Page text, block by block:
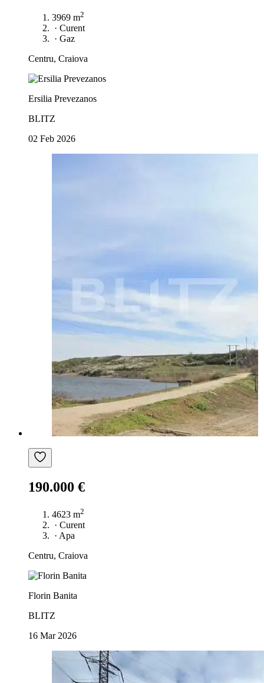
3969 m2
· Curent
· Gaz
Centru, Craiova
Ersilia Prevezanos
BLITZ
02 Feb 2026
190.000 €
4623 m2
· Curent
· Apa
Centru, Craiova
Florin Banita
BLITZ
16 Mar 2026